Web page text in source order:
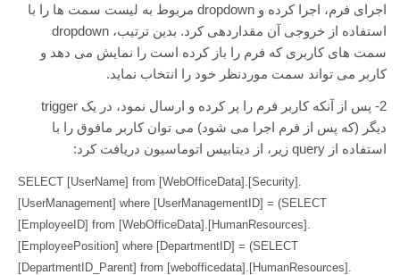
اجرای فرم، اجرا کرده و dropdown مربوط به لیست سمت ها را با
استفاده از خروجی آن مقداردهی کرد. بدین ترتیب، dropdown
سمت های کاربری که فرم را باز کرده است را نمایش می دهد و
کاربر می تواند سمت موردنظر خود را انتخاب نماید.
2- پس از آنکه کاربر فرم را پر کرده و ارسال نمود، در یک trigger
دیگر (که پس از فرم اجرا می شود) می توان کاربر مافوق را با
استفاده از query زیر، از دیتابیس اتوماسیون دریافت کرد:
SELECT [UserName] from [WebOfficeData].[Security].
[UserManagement] where [UserManagementID] = (SELECT
[EmployeeID] from [WebOfficeData].[HumanResources].
[EmployeePosition] where [DepartmentID] = (SELECT
[DepartmentID_Parent] from [webofficedata].[HumanResources].